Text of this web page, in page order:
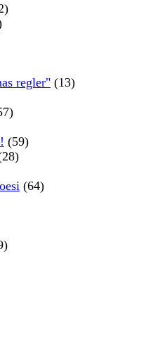
regler" (13)
(59)
(64)